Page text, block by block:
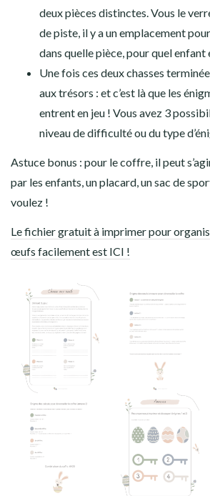
deux pièces distinctes. Vous le
de piste, il y a un emplacement
dans quelle pièce, pour quel enfant
Une fois ces deux chasses
aux trésors : et c’est là que les
entrent en jeu ! Vous avez 3
niveau de difficulté ou du type
Astuce bonus : pour le coffre, il peut
par les enfants, un placard, un sac de
voulez !
Le fichier gratuit à imprimer pour
œufs facilement est ICI !